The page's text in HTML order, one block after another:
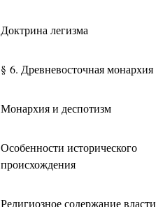
Доктрина легизма
§ 6. Древневосточная монархия
Монархия и деспотизм
Особенности исторического
происхождения
Религиозное содержание власти